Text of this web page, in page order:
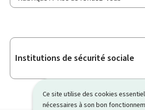
Ce site utilise des cookies
nécessaires à son bon
Sous-
Institutions de sécurité sociale